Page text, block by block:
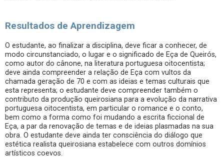
Resultados de Aprendizagem
O estudante, ao finalizar a disciplina, deve ficar a conhecer, de
modo circunstanciado, o lugar e o significado de Eça de Queirós,
como autor do cânone, na literatura portuguesa oitocentista;
deve ainda compreender a relação de Eça com vultos da
chamada geração de 70 e com as ideias e temas culturais que
esta representa; o estudante deve compreender também o
contributo da produção queirosiana para a evolução da narrativa
portuguesa oitocentista, em particular o romance e o conto,
bem como a forma como foi mudando a escrita ficcional de
Eça, a par da renovação de temas e de ideias plasmadas na sua
obra. O estudante deve ainda ter consciência do diálogo que
estética realista queirosiana estabelece com outros domínios
artísticos coevos.